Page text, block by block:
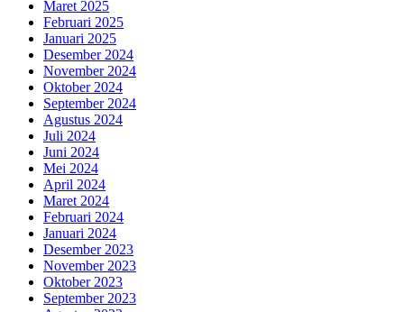
Maret 2025
Februari 2025
Januari 2025
Desember 2024
November 2024
Oktober 2024
September 2024
Agustus 2024
Juli 2024
Juni 2024
Mei 2024
April 2024
Maret 2024
Februari 2024
Januari 2024
Desember 2023
November 2023
Oktober 2023
September 2023